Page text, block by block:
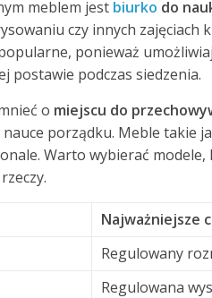
meblem jest biurko do
czy innych
ponieważ
postawie podczas siedzenia.
o miejscu do
porządku. Meble takie
Warto wybierać
Najważniejsze
Regulowany
Regulowana